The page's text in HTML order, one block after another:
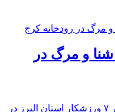
و مرگ در